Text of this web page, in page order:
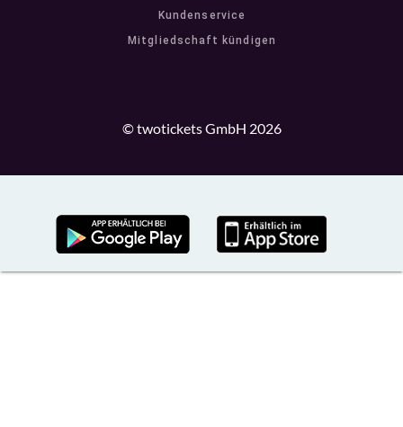
Kundenservice
Mitgliedschaft kündigen
© twotickets GmbH 2026